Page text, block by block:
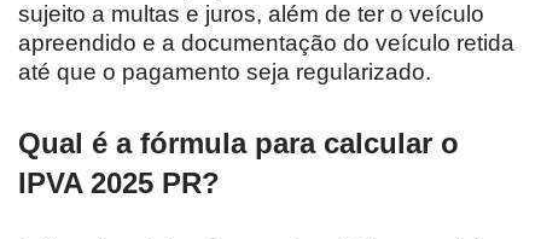
sujeito a multas e juros, além de ter o veículo
apreendido e a documentação do veículo retida
até que o pagamento seja regularizado.
Qual é a fórmula para calcular o
IPVA 2025 PR?